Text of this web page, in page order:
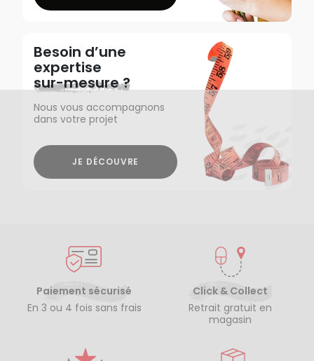
Besoin d’une
expertise
sur-mesure ?
Nous vous accompagnons
dans votre projet
JE DÉCOUVRE
Paiement sécurisé
En 3 ou 4 fois sans frais
Click & Collect
Retrait gratuit en
magasin